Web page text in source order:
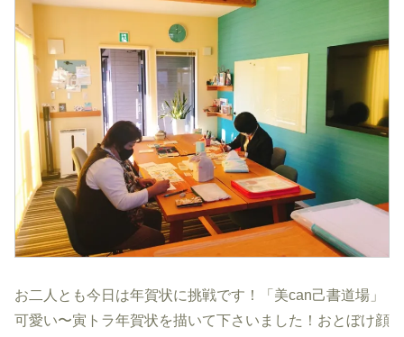
お二人とも今日は年賀状に挑戦です！「美can己書道場」
可愛い〜寅トラ年賀状を描いて下さいました！おとぼけ顔